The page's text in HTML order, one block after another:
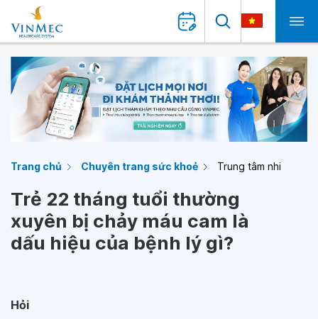
Trang chủ Chuyên trang sức khoẻ Trung tâm nhi
Trẻ 22 tháng tuổi thường
xuyên bị chảy máu cam là
dấu hiệu của bệnh lý gì?
Hỏi